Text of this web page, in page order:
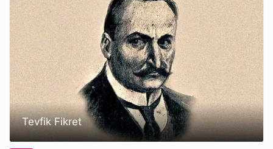
Tevfik Fikret